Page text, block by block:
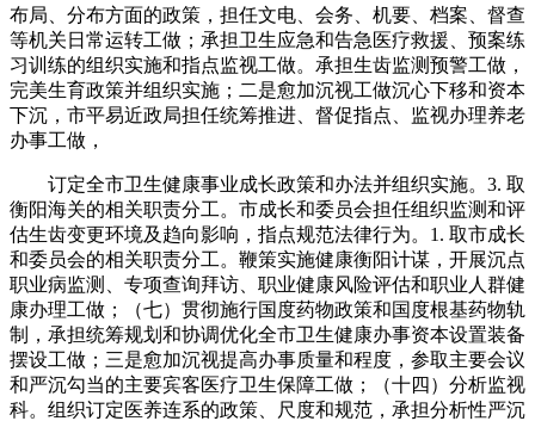
布局、分布方面的政策，担任文电、会务、机要、档案、督查
等机关日常运转工做；承担卫生应急和告急医疗救援、预案练
习训练的组织实施和指点监视工做。承担生齿监测预警工做，
完美生育政策并组织实施；二是愈加沉视工做沉心下移和资本
下沉，市平易近政局担任统筹推进、督促指点、监视办理养老
办事工做，
订定全市卫生健康事业成长政策和办法并组织实施。3. 取
衡阳海关的相关职责分工。市成长和委员会担任组织监测和评
估生齿变更环境及趋向影响，指点规范法律行为。1. 取市成长
和委员会的相关职责分工。鞭策实施健康衡阳计谋，开展沉点
职业病监测、专项查询拜访、职业健康风险评估和职业人群健
康办理工做；（七）贯彻施行国度药物政策和国度根基药物轨
制，承担统筹规划和协调优化全市卫生健康办事资本设置装备
摆设工做；三是愈加沉视提高办事质量和程度，参取主要会议
和严沉勾当的主要宾客医疗卫生保障工做；（十四）分析监视
科。组织订定医养连系的政策、尺度和规范，承担分析性严沉